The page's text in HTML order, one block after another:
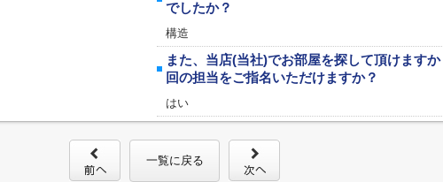
でしたか？
構造
また、当店(当社)でお部屋を探して頂けます
回の担当をご指名いただけますか？
はい
一覧に戻る